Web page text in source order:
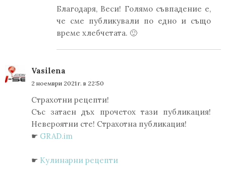
Благодаря, Веси! Голямо съвпадение е,
че сме публикували по едно и също
време хлебчетата. 🙂
Vasilena
2 ноември 2021 г. в 22:50
Страхотни рецепти!
Със затаен дъх прочетох тази публикация!
Невероятни сте! Страхотна публикация!
☛ GRAD.im
☛ Кулинарни рецепти